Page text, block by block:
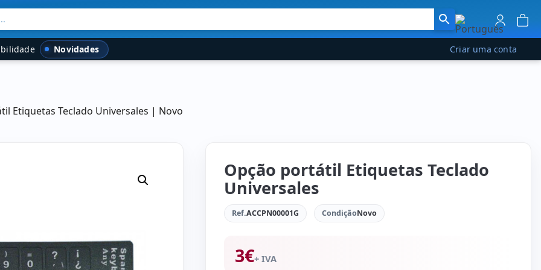
Novidades Criar uma conta
Etiquetas Teclado Universales | Novo
Opção portátil Etiquetas Teclado
Universales
Ref.ACCPN00001G CondiçãoNovo
3€+ IVA